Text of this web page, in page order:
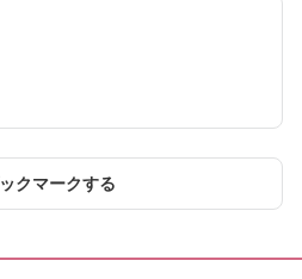
クマークする